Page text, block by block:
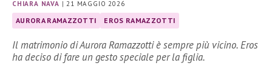
CHIARA NAVA |21 MAGGIO 2026
AURORA RAMAZZOTTI EROS RAMAZZOTTI
Il matrimonio di Aurora Ramazzotti è sempre più vicino. Eros
ha deciso di fare un gesto speciale per la figlia.